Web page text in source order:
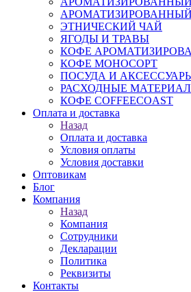
ЭТНИЧЕСКИЙ ЧАЙ
ЯГОДЫ И ТРАВЫ
КОФЕ
КОФЕ МОНОСОРТ
ПОСУДА И
РАСХОДНЫЕ
КОФЕ COFFEECOAST
Оплата и доставка
Назад
Оплата и доставка
Условия оплаты
Условия доставки
Оптовикам
Блог
Компания
Назад
Компания
Сотрудники
Декларации
Политика
Реквизиты
Контакты